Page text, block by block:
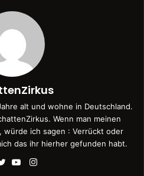
alt und wohne in Deutschland.
Wenn man meinen
würde ich sagen : Verrückt oder
das ihr hierher gefunden habt.
Instagram